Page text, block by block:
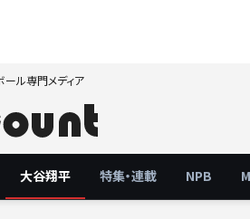
ール専門メディア
大谷翔平 特集・連載 NPB